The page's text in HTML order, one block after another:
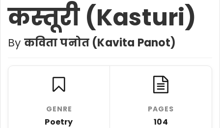
कस्तूरी (Kasturi)
By कविता पनोत (Kavita Panot)
GENRE
Poetry
PAGES
104